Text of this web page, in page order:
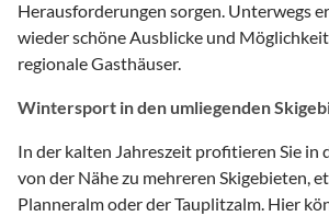
Herausforderungen sorgen. Unterwegs
wieder schöne Ausblicke und
regionale Gasthäuser.
Wintersport in den umliegenden
In der kalten Jahreszeit profitieren Sie in
von der Nähe zu mehreren Skigebieten,
Planneralm oder der Tauplitzalm. Hier